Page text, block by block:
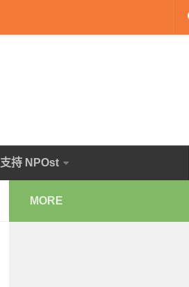
支持 NPOst
MORE